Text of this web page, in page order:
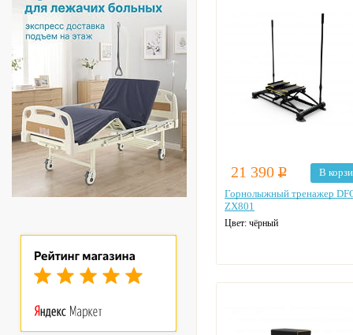
21 390 Р
В
Горнолыжный тренажер
ZX801
Цвет: чёрный